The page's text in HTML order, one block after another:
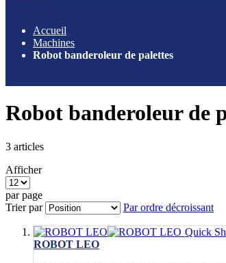
Accueil
Machines
Robot banderoleur de palettes
Robot banderoleur de
3 articles
Afficher
par page
Trier par
Par ordre décroissant
Quick
ROBOT LEO